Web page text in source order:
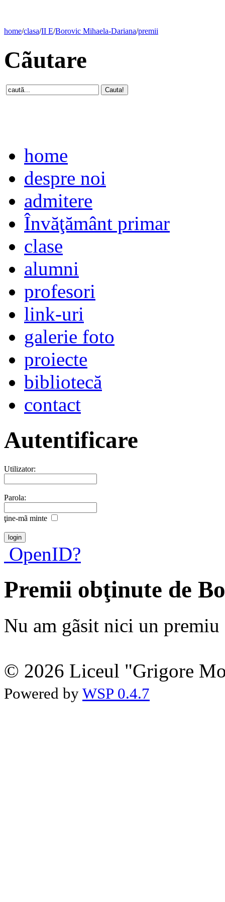
home/clasa/II E/Borovic Mihaela-Dariana/premii
Cãutare
home
despre noi
admitere
Învăţământ primar
clase
alumni
profesori
link-uri
galerie foto
proiecte
bibliotecă
contact
Autentificare
Utilizator:
Parola:
ţine-mã minte
OpenID?
Premii obţinute de
Nu am gãsit nici un premiu
© 2026 Liceul "Grigore
Powered by WSP 0.4.7